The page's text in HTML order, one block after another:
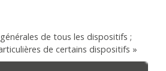
de tous les dispositifs ;
de certains dispositifs »